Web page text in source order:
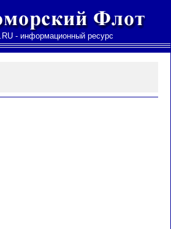
- информационный ресурс